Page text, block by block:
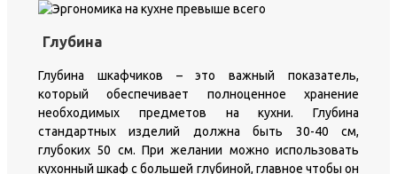
Глубина
Глубина шкафчиков – это важный показатель,
который обеспечивает полноценное хранение
необходимых предметов на кухни. Глубина
стандартных изделий должна быть 30-40 см,
глубоких 50 см. При желании можно использовать
кухонный шкаф с большей глубиной, главное чтобы он